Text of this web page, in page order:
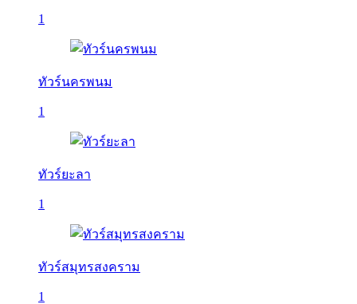
1
ทัวร์นครพนม
1
ทัวร์ยะลา
1
ทัวร์สมุทรสงคราม
1